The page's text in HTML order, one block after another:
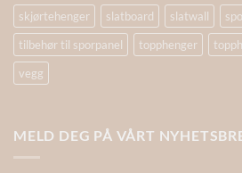
skjørtehenger
slatboard slatwall
tilbehør til sporpanel
topphenger
vegg
MELD DEG PÅ VÅRT